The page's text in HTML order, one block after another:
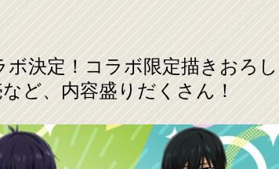
決定！コラボ限定描きおろし
ど、内容盛りだくさん！